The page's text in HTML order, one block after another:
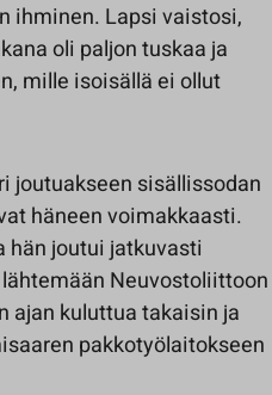
ihminen. Lapsi vaistosi,
oli paljon tuskaa ja
mille isoisällä ei ollut
joutuakseen sisällissodan
häneen voimakkaasti.
hän joutui jatkuvasti
Neuvostoliittoon
ajan kuluttua takaisin ja
pakkotyölaitokseen